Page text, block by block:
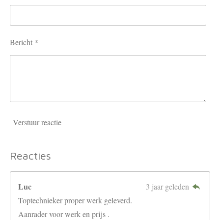
Bericht *
Verstuur reactie
Reacties
Luc
3 jaar geleden
Toptechnieker proper werk geleverd.
Aanrader voor werk en prijs .